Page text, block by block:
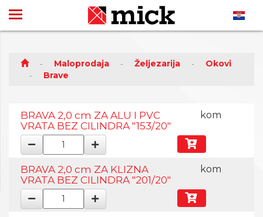
Maloprodaja Željezarija
Okovi
Brave
BRAVA 2,0 cm ZA ALU I PVC
VRATA BEZ CILINDRA "153/20"
kom
BRAVA 2,0 cm ZA KLIZNA
VRATA BEZ CILINDRA "201/20"
kom